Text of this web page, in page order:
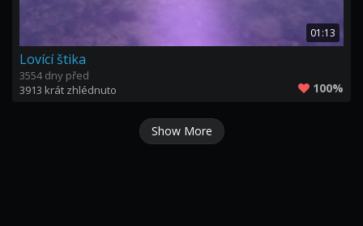
01:13
Lovící štika
3554 dny před
3913 krát zhlédnuto
100%
Show More